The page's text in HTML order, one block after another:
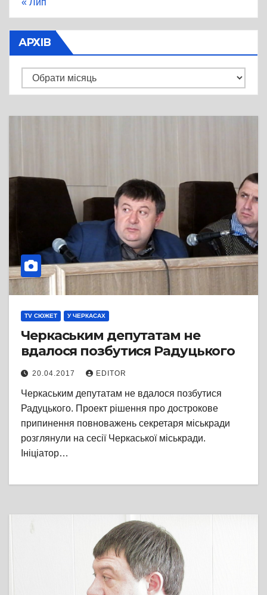
АРХІВ
Архів
TV СЮЖЕТ У ЧЕРКАСАХ
Черкаським депутатам не
вдалося позбутися Радуцького
20.04.2017 EDITOR
Черкаським депутатам не вдалося позбутися
Радуцького. Проект рішення про дострокове
припинення повноважень секретаря міськради
розглянули на сесії Черкаської міськради.
Ініціатор…